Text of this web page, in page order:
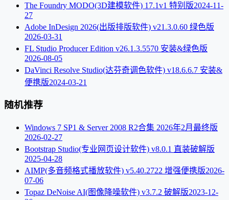
The Foundry MODO(3D建模软件) 17.1v1 特别版2024-11-
27
Adobe InDesign 2026(出版排版软件) v21.3.0.60 绿色版
2026-03-31
FL Studio Producer Edition v26.1.3.5570 安装&绿色版
2026-08-05
DaVinci Resolve Studio(达芬奇调色软件) v18.6.6.7 安装&
便携版2024-03-21
随机推荐
Windows 7 SP1 & Server 2008 R2合集 2026年2月最终版
2026-02-27
Bootstrap Studio(专业网页设计软件) v8.0.1 直装破解版
2025-04-28
AIMP(多音频格式播放软件) v5.40.2722 增强便携版2026-
07-06
Topaz DeNoise AI(图像降噪软件) v3.7.2 破解版2023-12-